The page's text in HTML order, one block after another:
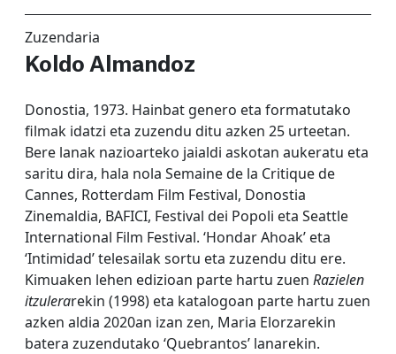
Zuzendaria
Koldo Almandoz
Donostia, 1973. Hainbat genero eta formatutako
filmak idatzi eta zuzendu ditu azken 25 urteetan.
Bere lanak nazioarteko jaialdi askotan aukeratu eta
saritu dira, hala nola Semaine de la Critique de
Cannes, Rotterdam Film Festival, Donostia
Zinemaldia, BAFICI, Festival dei Popoli eta Seattle
International Film Festival. ‘Hondar Ahoak’ eta
‘Intimidad’ telesailak sortu eta zuzendu ditu ere.
Kimuaken lehen edizioan parte hartu zuen Razielen
itzulerarekin (1998) eta katalogoan parte hartu zuen
azken aldia 2020an izan zen, Maria Elorzarekin
batera zuzendutako ‘Quebrantos’ lanarekin.